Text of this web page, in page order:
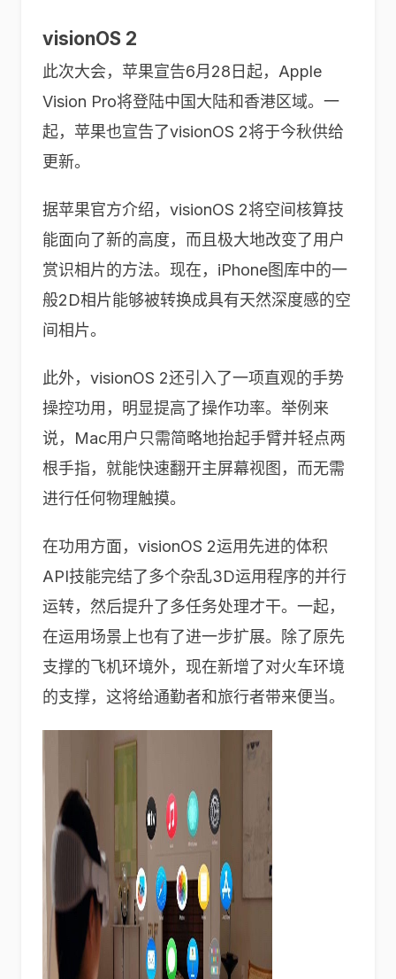
visionOS 2
此次大会，苹果宣告6月28日起，Apple
Vision Pro将登陆中国大陆和香港区域。一
起，苹果也宣告了visionOS 2将于今秋供给
更新。
据苹果官方介绍，visionOS 2将空间核算技
能面向了新的高度，而且极大地改变了用户
赏识相片的方法。现在，iPhone图库中的一
般2D相片能够被转换成具有天然深度感的空
间相片。
此外，visionOS 2还引入了一项直观的手势
操控功用，明显提高了操作功率。举例来
说，Mac用户只需简略地抬起手臂并轻点两
根手指，就能快速翻开主屏幕视图，而无需
进行任何物理触摸。
在功用方面，visionOS 2运用先进的体积
API技能完结了多个杂乱3D运用程序的并行
运转，然后提升了多任务处理才干。一起，
在运用场景上也有了进一步扩展。除了原先
支撑的飞机环境外，现在新增了对火车环境
的支撑，这将给通勤者和旅行者带来便当。